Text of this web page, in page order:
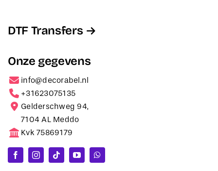
DTF Transfers
Onze gegevens
info@decorabel.nl
+31623075135
Gelderschweg 94,
7104 AL Meddo
Kvk 75869179